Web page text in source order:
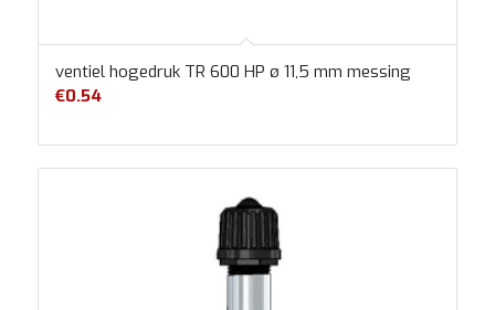
ventiel hogedruk TR 600 HP ø 11,5 mm messing
€0.54